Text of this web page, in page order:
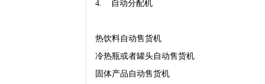
4. 自动分配机
热饮料自动售货机
冷热瓶或者罐头自动售货机
固体产品自动售货机